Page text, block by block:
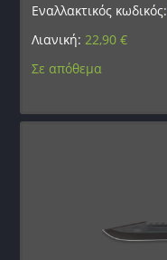
Εναλλακτικός κωδικός:
Λιανική: 22,90€
Σε απόθεμα